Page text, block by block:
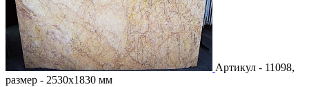
Артикул - 11098,
размер - 2530х1830 мм